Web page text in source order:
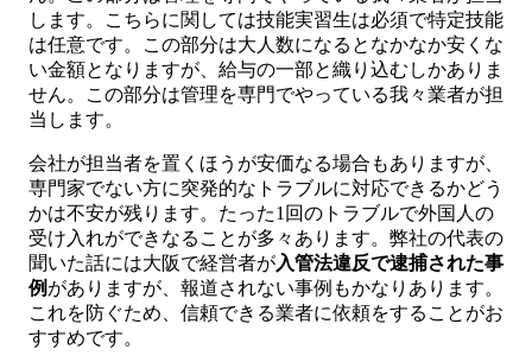
します。こちらに関しては技能実習生は必須で特定技能
は任意です。この部分は大人数になるとなかなか安くな
い金額となりますが、給与の一部と織り込むしかありま
せん。この部分は管理を専門でやっている我々業者が担
当します。
会社が担当者を置くほうが安価なる場合もありますが、
専門家でない方に突発的なトラブルに対応できるかどう
かは不安が残ります。たった1回のトラブルで外国人の
受け入れができなることが多々あります。弊社の代表の
聞いた話には大阪で経営者が入管法違反で逮捕された事
例 がありますが、報道されない事例もかなりあります。
これを防ぐため、信頼できる業者に依頼をすることがお
すすめです。